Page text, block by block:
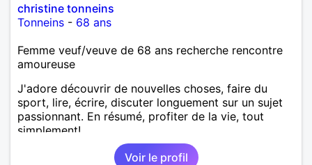
christine tonneins
Tonneins - 68 ans
Femme veuf/veuve de 68 ans recherche rencontre
amoureuse
J'adore découvrir de nouvelles choses, faire du
sport, lire, écrire, discuter longuement sur un sujet
passionnant. En résumé, profiter de la vie, tout
simplement!
Voir le profil